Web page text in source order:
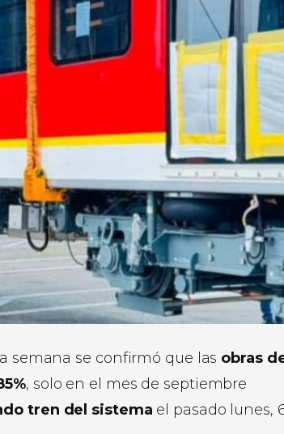
semana se confirmó que las obras
, solo en el mes de septiembre
tren del sistema el pasado lunes,